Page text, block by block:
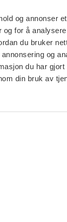
og annonser
og for å
du bruker
og
du har gjort
din bruk av
og
Når
så må
kan leve
for
alle barn